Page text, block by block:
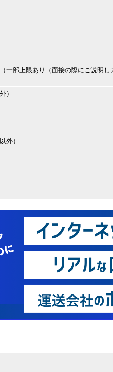
一部上限あり（面接の際にご説明し
）
外）